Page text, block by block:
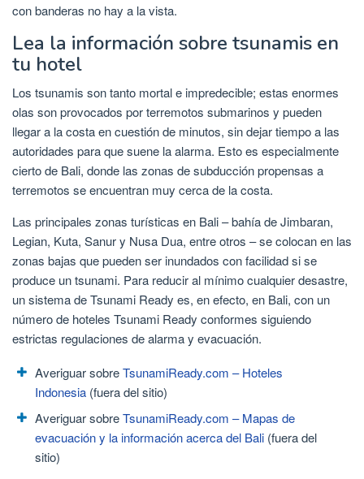
con banderas no hay a la vista.
Lea la información sobre tsunamis en
tu hotel
Los tsunamis son tanto mortal e impredecible; estas enormes
olas son provocados por terremotos submarinos y pueden
llegar a la costa en cuestión de minutos, sin dejar tiempo a las
autoridades para que suene la alarma. Esto es especialmente
cierto de Bali, donde las zonas de subducción propensas a
terremotos se encuentran muy cerca de la costa.
Las principales zonas turísticas en Bali – bahía de Jimbaran,
Legian, Kuta, Sanur y Nusa Dua, entre otros – se colocan en las
zonas bajas que pueden ser inundados con facilidad si se
produce un tsunami. Para reducir al mínimo cualquier desastre,
un sistema de Tsunami Ready es, en efecto, en Bali, con un
número de hoteles Tsunami Ready conformes siguiendo
estrictas regulaciones de alarma y evacuación.
Averiguar sobreTsunamiReady.com – Hoteles
Indonesia (fuera del sitio)
Averiguar sobreTsunamiReady.com – Mapas de
evacuación y la información acerca del Bali (fuera del
sitio)